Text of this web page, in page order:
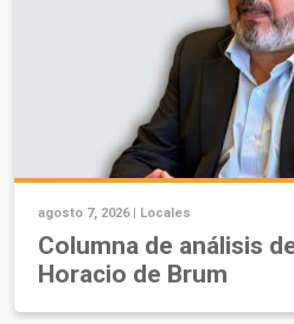
agosto 7, 2026 | Locales
Columna de análisis
Horacio de Brum